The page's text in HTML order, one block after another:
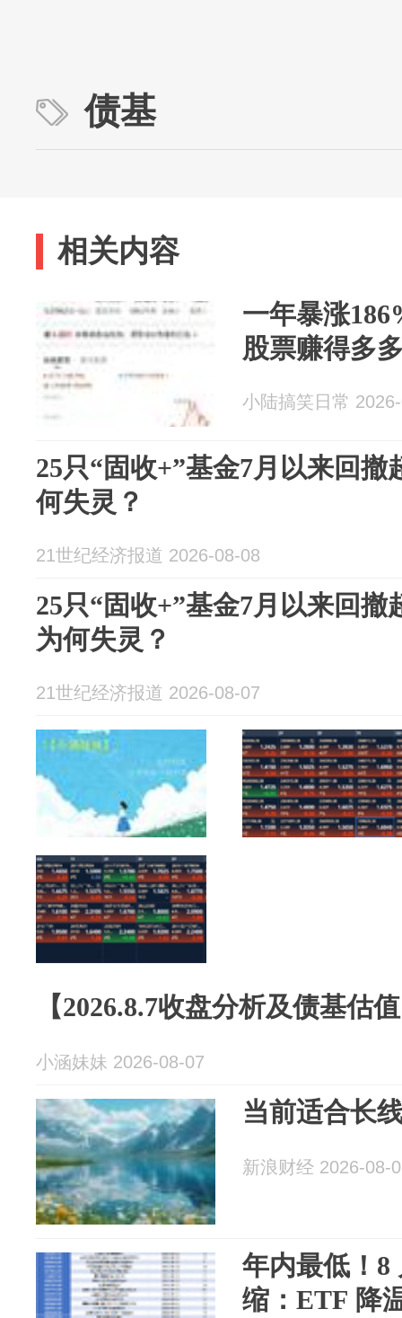
债基
相关内容
一年暴涨
股票赚得多
小陆搞笑日常
25只“固收+”基金7月以来回撤
何失灵？
21世纪经济报道 2026-08-08
25只“固收+”基金7月以来回撤
为何失灵？
21世纪经济报道 2026-08-07
【2026.8.7收盘分析及债基估
小涵妹妹 2026-08-07
当前适合长
新浪财经 2026-08-
年内最低！8
缩：ETF 降